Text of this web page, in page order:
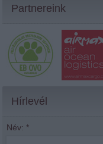
Partnereink
Hírlevél
Név: *